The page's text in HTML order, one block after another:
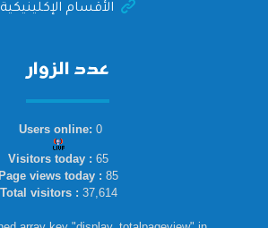
الأقسام الإكلينيكية
عدد الزوار
Users online: 0
Visitors today : 65
views today : 85
Total visitors : 37,614